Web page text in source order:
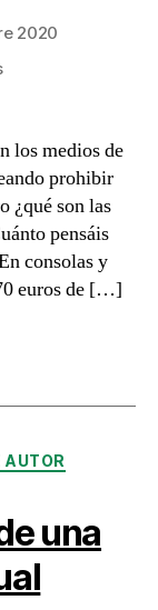
2020
en
de
loot
boxes
los medios de
prohibir
¿qué son las
pensáis
consolas y
euros de […]
AUTOR
una